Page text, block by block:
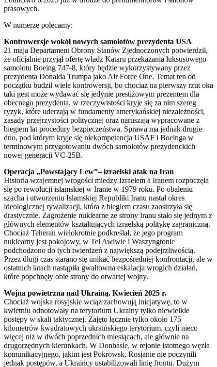
prasowych.
W numerze polecamy:
Kontrowersje wokół nowych samolotów prezydenta USA
21 maja Departament Obrony Stanów Zjednoczonych potwierdził,
że oficjalnie przyjął ofertę władz Kataru przekazania luksusowego
samolotu Boeing 747-8, który będzie wykorzystywany przez
prezydenta Donalda Trumpa jako Air Force One. Temat ten od
początku budził wiele kontrowersji, bo chociaż na pierwszy rzut oka
taki gest może wydawać się jedynie prestiżowym prezentem dla
obecnego prezydenta, w rzeczywistości kryje się za nim szereg
ryzyk, które uderzają w fundamenty amerykańskiej niezależności,
zasady przejrzystości politycznej oraz naruszają wypracowane z
biegiem lat procedury bezpieczeństwa. Sprawa ma jednak drugie
dno, pod którym kryje się niekompetencja USAF i Boeinga w
terminowym przygotowaniu dwóch samolotów prezydenckich
nowej generacji VC-25B.
Operacja „Powstający Lew”– izraelski atak na Iran
Historia wzajemnej wrogości miedzy Izraelem a Iranem rozpoczęła
się po rewolucji islamskiej w Iranie w 1979 roku. Po obaleniu
szacha i utworzeniu Islamskiej Republiki Iranu nastał okres
ideologicznej rywalizacji, która z biegiem czasu zaostrzyła się
drastycznie. Zagrożenie nuklearne ze strony Iranu stało się jednym z
głównych elementów kształtujących izraelską politykę zagraniczną.
Chociaż Teheran wielokrotnie podkreślał, że jego program
nuklearny jest pokojowy, w Tel Awiwie i Waszyngtonie
podchodzono do tych twierdzeń z największą podejrzliwością.
Przez długi czas starano się unikać bezpośredniej konfrontacji, ale w
ostatnich latach nastąpiła gwałtowna eskalacja wrogich działań,
które popchnęły obie strony do otwartej wojny.
Wojna powietrzna nad Ukrainą. Kwiecień 2025 r.
Chociaż wojska rosyjskie wciąż zachowują inicjatywę, to w
kwietniu odnotowały na terytorium Ukrainy tylko niewielkie
postępy w skali taktycznej. Zajęto łącznie tylko około 175
kilometrów kwadratowych ukraińskiego terytorium, czyli nieco
więcej niż w dwóch poprzednich miesiącach, ale głównie na
drugorzędnych kierunkach. W Donbasie, w rejonie istotnego węzła
komunikacyjnego, jakim jest Pokrowsk, Rosjanie nie poczynili
jednak postępów, a Ukraińcy ustabilizowali linię frontu. Dużym